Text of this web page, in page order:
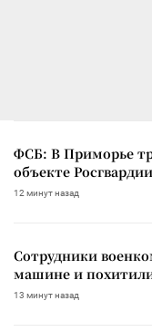
ФСБ: В Приморье
объекте Росгвардии
12 минут назад
Сотрудники
машине и
13 минут назад